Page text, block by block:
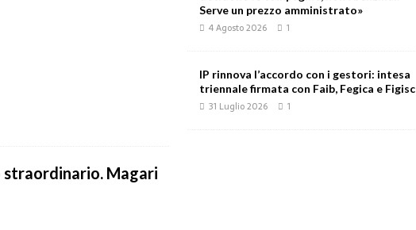
straordinario. Magari
Serve un prezzo amministrato»
4 Agosto 2026 1
IP rinnova l’accordo con i gestori: intesa
triennale firmata con Faib, Fegica e Figisc
31 Luglio 2026 1